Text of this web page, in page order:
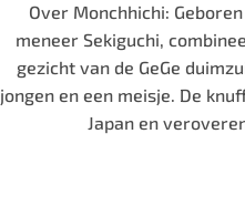
Over Monchhichi:
meneer Sekiguchi,
gezicht van de GeGe
jongen en een meisje. De
Japan en